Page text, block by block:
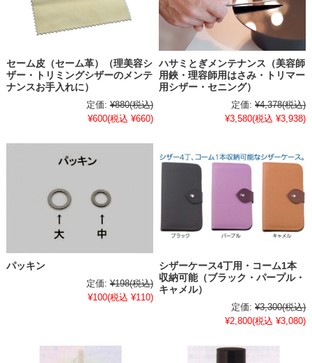
セーム皮（セーム革）（理美容シ
ザー・トリミングシザーのメンテ
ナンスお手入れに）
定価: ¥880(税込)
¥600(税込 ¥660)
ハサミとぎメンテナンス（美容師
用鋏・理容師用はさみ・トリマー
用シザー・セニング）
定価: ¥4,378(税込)
¥3,580(税込 ¥3,938)
パッキン
定価: ¥198(税込)
¥100(税込 ¥110)
シザーケース4丁用・コーム1本
収納可能（ブラック・パープル・
キャメル）
定価: ¥3,300(税込)
¥2,800(税込 ¥3,080)